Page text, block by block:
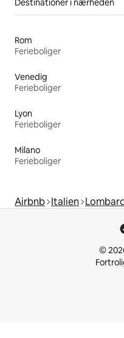
Destinationer i nærheden
Rom
Ferieboliger
Venedig
Ferieboliger
Lyon
Ferieboliger
Milano
Ferieboliger
Airbnb Italien
©